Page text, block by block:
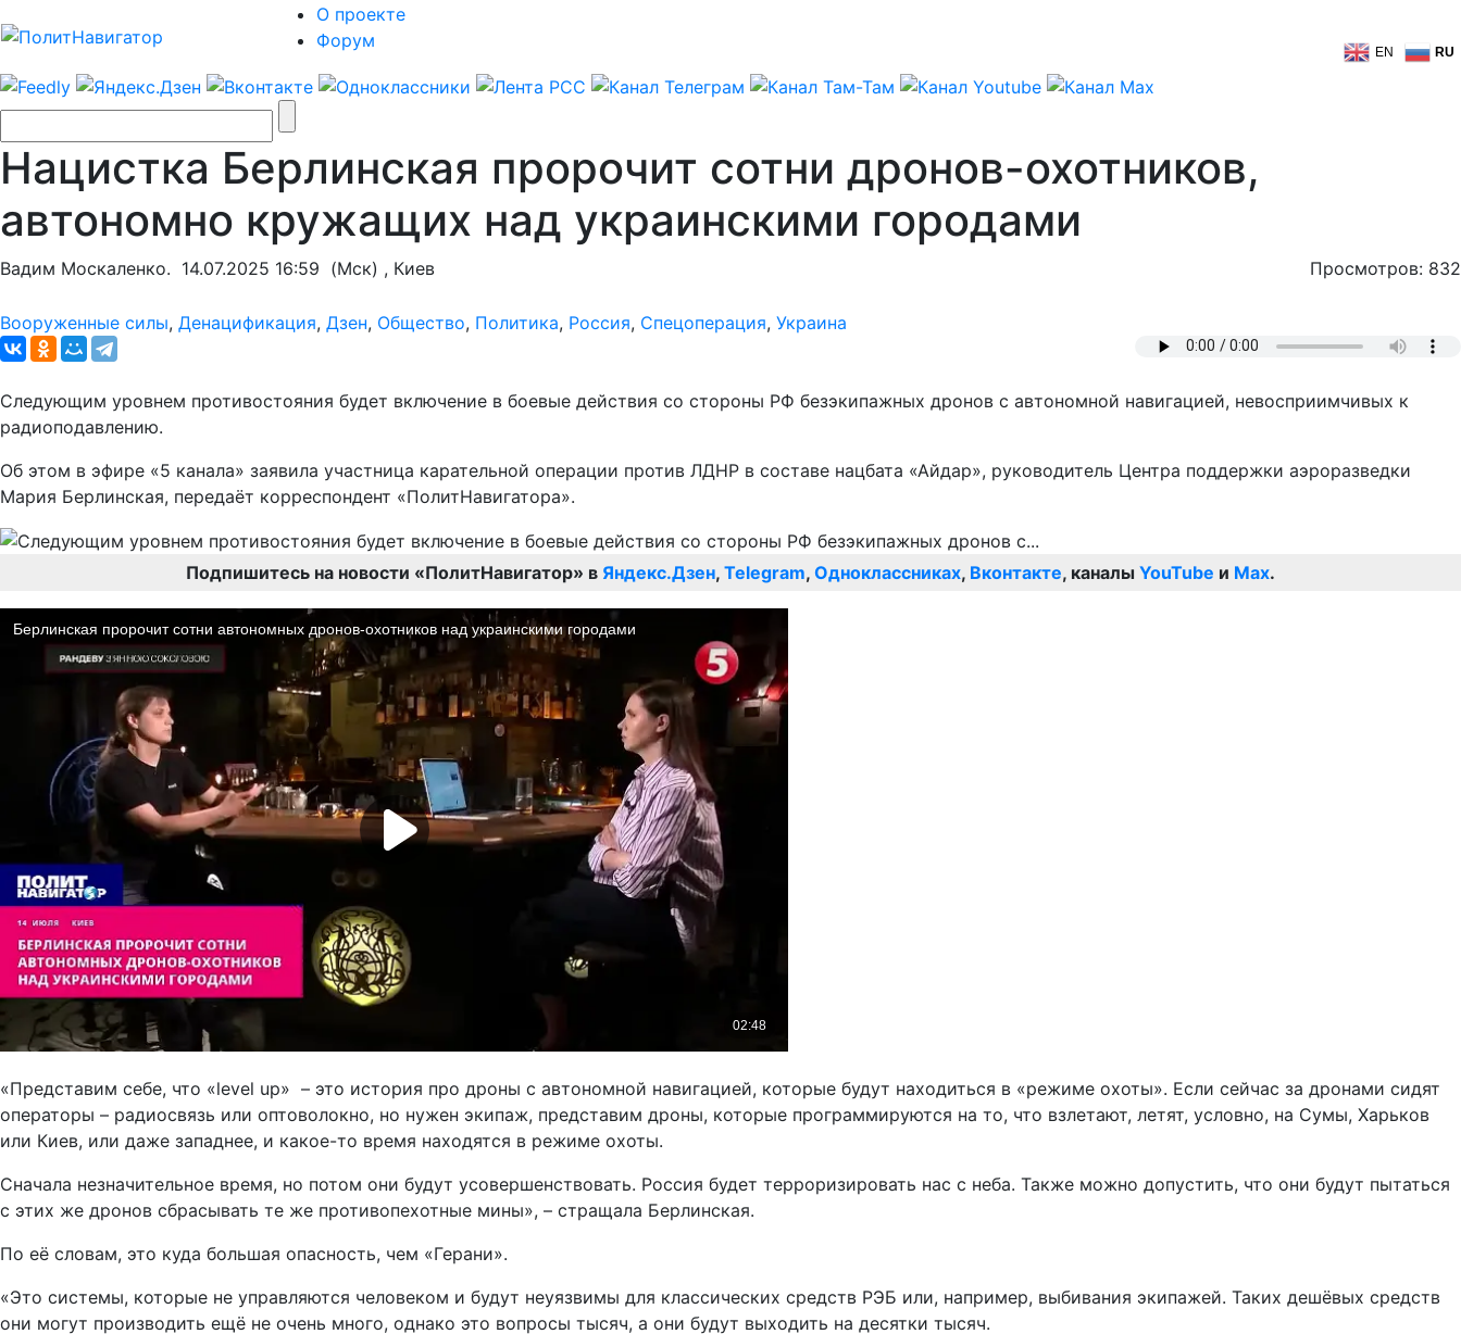
О проекте
Форум
EN RU
Нацистка Берлинская пророчит сотни дронов-охотников,
автономно кружащих над украинскими городами
Вадим Москаленко. 14.07.2025 16:59 (Мск) , Киев Просмотров: 832
Вооруженные силы, Денацификация, Дзен, Общество, Политика, Россия, Спецоперация, Украина
Следующим уровнем противостояния будет включение в боевые действия со стороны РФ безэкипажных дронов с автономной навигацией, невосприимчивых к
радиоподавлению.
Об этом в эфире «5 канала» заявила участница карательной операции против ЛДНР в составе нацбата «Айдар», руководитель Центра поддержки аэроразведки
Мария Берлинская, передаёт корреспондент «ПолитНавигатора».
Подпишитесь на новости «ПолитНавигатор» в Яндекс.Дзен, Telegram, Одноклассниках, Вконтакте, каналы YouTube и Max.
«Представим себе, что «level up» – это история про дроны с автономной навигацией, которые будут находиться в «режиме охоты». Если сейчас за дронами сидят
операторы – радиосвязь или оптоволокно, но нужен экипаж, представим дроны, которые программируются на то, что взлетают, летят, условно, на Сумы, Харьков
или Киев, или даже западнее, и какое-то время находятся в режиме охоты.
Сначала незначительное время, но потом они будут усовершенствовать. Россия будет терроризировать нас с неба. Также можно допустить, что они будут пытаться
с этих же дронов сбрасывать те же противопехотные мины», – стращала Берлинская.
По её словам, это куда большая опасность, чем «Герани».
«Это системы, которые не управляются человеком и будут неуязвимы для классических средств РЭБ или, например, выбивания экипажей. Таких дешёвых средств
они могут производить ещё не очень много, однако это вопросы тысяч, а они будут выходить на десятки тысяч.